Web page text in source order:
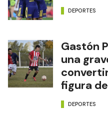
DEPORTES
Gastón
una
figura
DEPORTES